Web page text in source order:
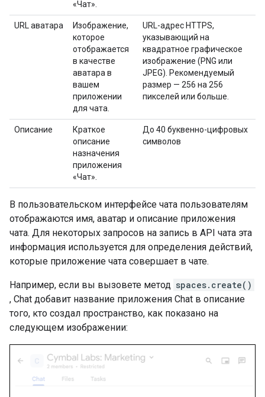
«Чат».
URL аватара
Изображение,
которое
отображается
в качестве
аватара в
вашем
приложении
для чата.
URL-адрес HTTPS,
указывающий на
квадратное графическое
изображение (PNG или
JPEG). Рекомендуемый
размер — 256 на 256
пикселей или больше.
Описание
Краткое
описание
назначения
приложения
«Чат».
До 40 буквенно-цифровых
символов
В пользовательском интерфейсе чата пользователям
отображаются имя, аватар и описание приложения
чата. Для некоторых запросов на запись в API чата эта
информация используется для определения действий,
которые приложение чата совершает в чате.
Например, если вы вызовете метод spaces.create()
, Chat добавит название приложения Chat в описание
того, кто создал пространство, как показано на
следующем изображении: